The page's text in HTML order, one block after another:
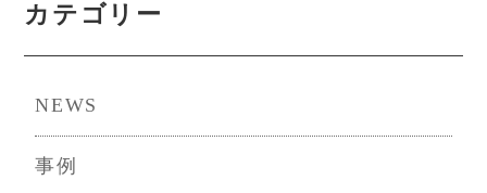
カテゴリー
NEWS
事例